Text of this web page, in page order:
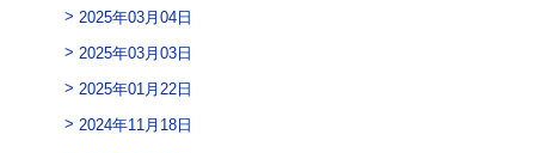
2025年03月04日
2025年03月03日
2025年01月22日
2024年11月18日